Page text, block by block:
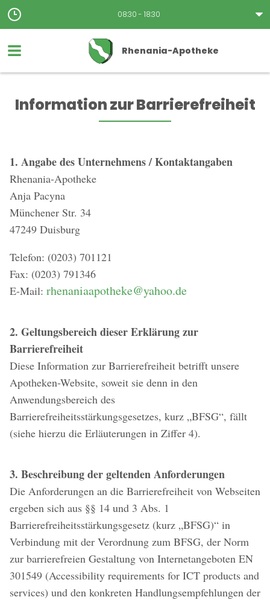
08:30 - 18:30
Rhenania-Apotheke
Information zur Barrierefreiheit
1. Angabe des Unternehmens / Kontaktangaben
Rhenania-Apotheke
Anja Pacyna
Münchener Str. 34
47249 Duisburg
Telefon: (0203) 701121
Fax: (0203) 791346
E-Mail: rhenaniaapotheke@yahoo.de
2. Geltungsbereich dieser Erklärung zur
Barrierefreiheit
Diese Information zur Barrierefreiheit betrifft unsere
Apotheken-Website, soweit sie denn in den
Anwendungsbereich des
Barrierefreiheitsstärkungsgesetzes, kurz „BFSG“, fällt
(siehe hierzu die Erläuterungen in Ziffer 4).
3. Beschreibung der geltenden Anforderungen
Die Anforderungen an die Barrierefreiheit von Webseiten
ergeben sich aus §§ 14 und 3 Abs. 1
Barrierefreiheitsstärkungsgesetz (kurz „BFSG)“ in
Verbindung mit der Verordnung zum BFSG, der Norm
zur barrierefreien Gestaltung von Internetangeboten EN
301549 (Accessibility requirements for ICT products and
services) und den konkreten Handlungsempfehlungen der